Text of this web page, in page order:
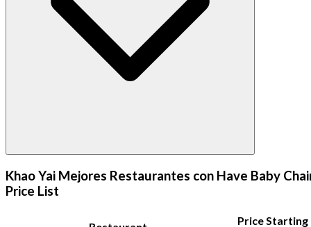
Khao Yai Mejores Restaurantes con Have Baby
Price List
Price Starting